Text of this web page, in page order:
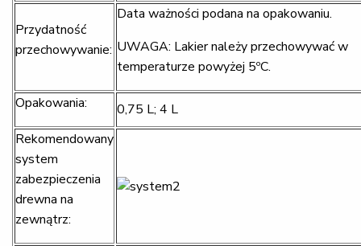
Przydatność
przechowywanie:
Data ważności podana na opakowaniu.
UWAGA: Lakier należy przechowywać w
temperaturze powyżej 5ºC.
Opakowania:
0,75 L; 4 L
Rekomendowany
system
zabezpieczenia
drewna na
zewnątrz: